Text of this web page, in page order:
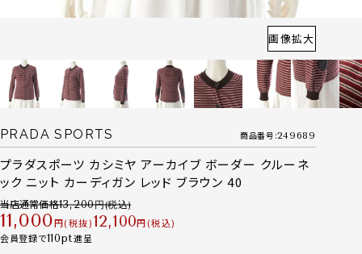
画像拡大
PRADA SPORTS 商品番号 249689
プラダスポーツ カシミヤ アーカイブ ボーダー クルーネ
ック ニット カーディガン レッド ブラウン 40
当店通常価格13,200
11,000 税抜 12,100
税込
会員登録で110 進呈